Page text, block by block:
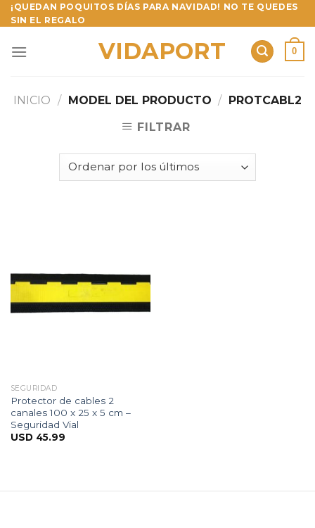
Skip
to
¡QUEDAN POQUITOS DÍAS PARA NAVIDAD! NO TE QUEDES
SIN EL REGALO
VIDAPORT 0
INICIO / MODEL DEL PRODUCTO / PROTCABL2
FILTRAR
SEGURIDAD
Protector de cables 2
canales 100 x 25 x 5 cm –
Seguridad Vial
USD 45.99